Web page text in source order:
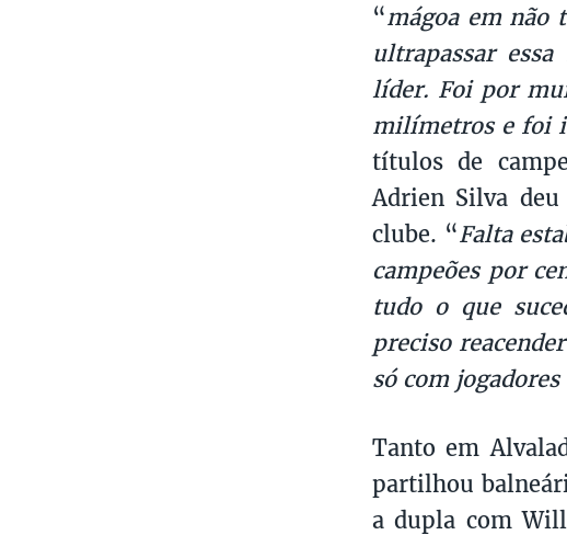
“mágoa em não
ultrapassar
líder. Foi por
milímetros e foi
títulos de
Adrien Silva
clube. “Falta
campeões por
tudo o que
preciso
só com
Tanto em
partilhou
a dupla com